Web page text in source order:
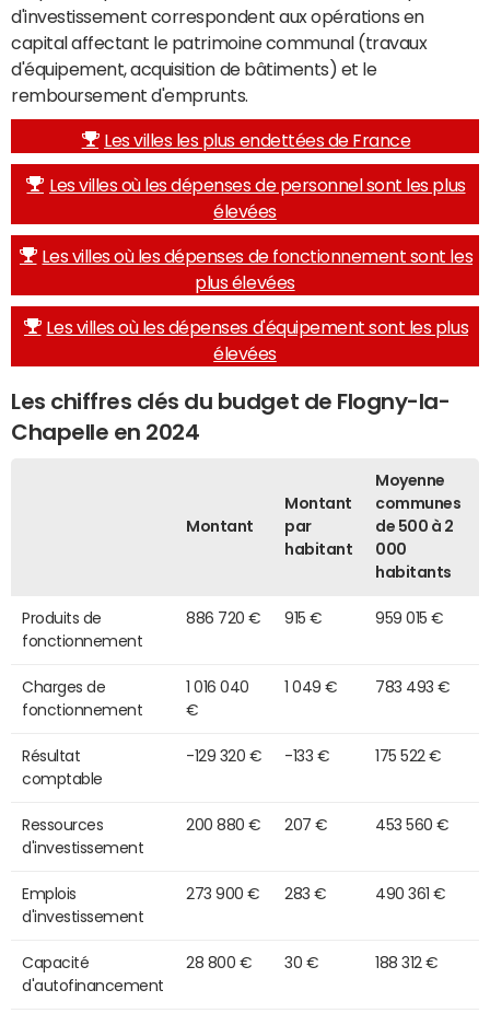
d'investissement correspondent aux opérations en
capital affectant le patrimoine communal (travaux
d'équipement, acquisition de bâtiments) et le
remboursement d'emprunts.
Les villes les plus endettées de France
Les villes où les dépenses de personnel sont les plus
élevées
Les villes où les dépenses de fonctionnement sont les
plus élevées
Les villes où les dépenses d'équipement sont les plus
élevées
Les chiffres clés du budget de Flogny-la-
Chapelle en 2024
Montant
Montant
par
habitant
Moyenne
communes
de 500 à 2
000
habitants
Produits de
fonctionnement
886 720 € 915 € 959 015 €
Charges de
fonctionnement
1 016 040
€
1 049 € 783 493 €
Résultat
comptable
-129 320 € -133 € 175 522 €
Ressources
d'investissement
200 880 € 207 € 453 560 €
Emplois
d'investissement
273 900 € 283 € 490 361 €
Capacité
d'autofinancement
28 800 € 30 € 188 312 €